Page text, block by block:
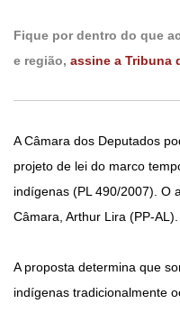
Fique por dentro do que
e região, assine a Tribuna
A Câmara dos Deputados
projeto de lei do marco
indígenas (PL 490/2007). O
Câmara, Arthur Lira (PP-AL).
A proposta determina que
indígenas tradicionalmente